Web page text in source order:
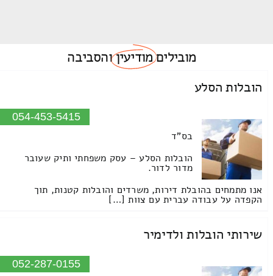
מוביליםמודיעיןוהסביבה
הובלות הסלע
054-453-5415
בס"ד
הובלות הסלע – עסק משפחתי ותיק שעובר
מדור לדור.
אנו מתמחים בהובלת דירות, משרדים והובלות קטנות, תוך
הקפדה על עבודה עברית עם צוות […]
שירותי הובלות ולדימיר
052-287-0155